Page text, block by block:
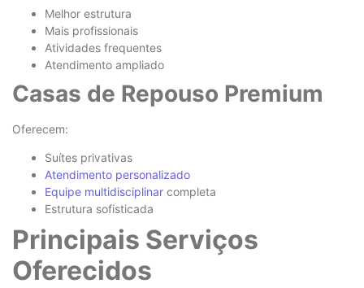
Melhor estrutura
Mais profissionais
Atividades frequentes
Atendimento ampliado
Casas de Repouso Premium
Oferecem:
Suítes privativas
Atendimento personalizado
Equipe multidisciplinar completa
Estrutura sofisticada
Principais Serviços
Oferecidos